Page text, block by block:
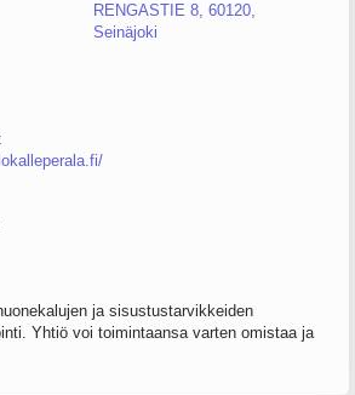
RENGASTIE 8, 60120,
Seinäjoki
ja sisustustarvikkeiden
Yhtiö voi toimintaansa varten omistaa ja